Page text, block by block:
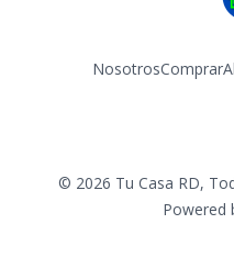
NosotrosComprar
© 2026 Tu Casa RD,
Powered